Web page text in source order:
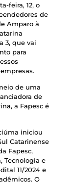
feira, 12, o
de
Amparo à
3, que vai
para
de uma
de
a Fapesc é
iniciou
Catarinense
Fapesc,
Tecnologia e
11/2024 e
O